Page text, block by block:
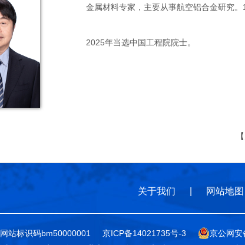
金属材料专家，主要从事航空铝合金研究。
2025年当选中国工程院院士。
关于我们 网站地图
网站标识码bm50000001 京ICP备14021735号-3
京公网